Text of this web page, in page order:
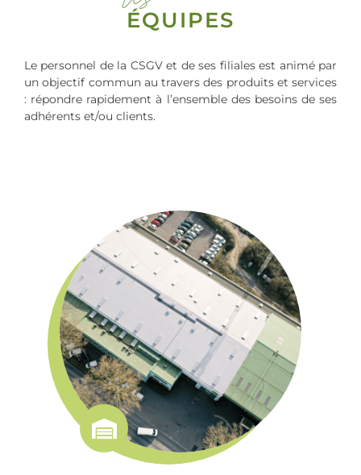
ÉQUIPES
Le personnel de la CSGV et de ses filiales est animé par
un objectif commun au travers des produits et services
: répondre rapidement à l’ensemble des besoins de ses
adhérents et/ou clients.